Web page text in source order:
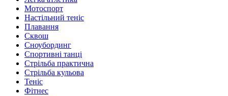
Мотоспорт
Настільний теніс
Плавання
Сквош
Сноубординг
Спортивні танці
Стрільба практична
Стрільба кульова
Теніс
Фітнес